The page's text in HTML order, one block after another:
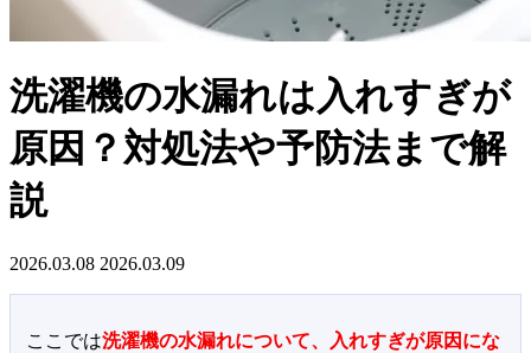
洗濯機の水漏れは入れすぎが
原因？対処法や予防法まで解
説
2026.03.08 2026.03.09
ここでは洗濯機の水漏れについて、入れすぎが原因にな